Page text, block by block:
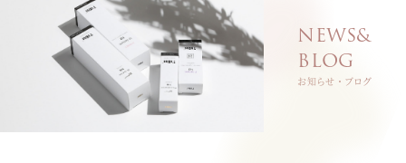
私たちについて
はじめての方へ
メニュー・システム
NEWS&
BLOG
お知らせ・ブログ